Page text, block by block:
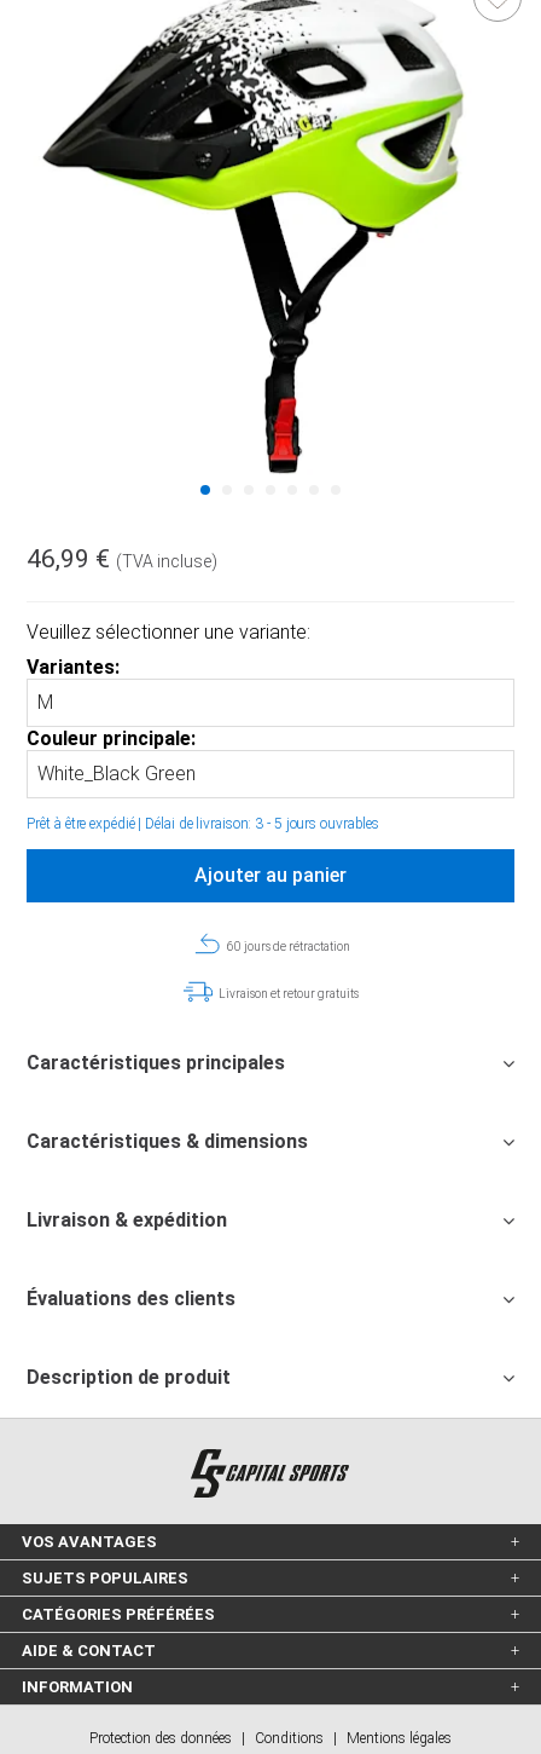
46,99 € (TVA incluse)
Veuillez sélectionner une variante:
Variantes:
Couleur principale:
Prêt à être expédié Délai de livraison: 3 - 5 jours ouvrables
Ajouter au panier
60 jours de rétractation
Livraison et retour gratuits
Caractéristiques principales
Caractéristiques & dimensions
Livraison & expédition
Évaluations des clients
Description de produit
VOS AVANTAGES
SUJETS POPULAIRES
CATÉGORIES PRÉFÉRÉES
AIDE & CONTACT
INFORMATION
Protection des données Conditions Mentions légales